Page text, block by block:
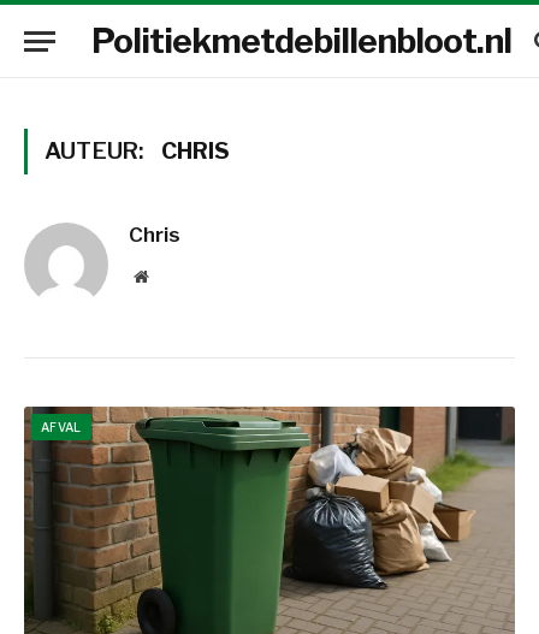
Politiekmetdebillenbloot.nl
AUTEUR: CHRIS
Chris
Website
AFVAL